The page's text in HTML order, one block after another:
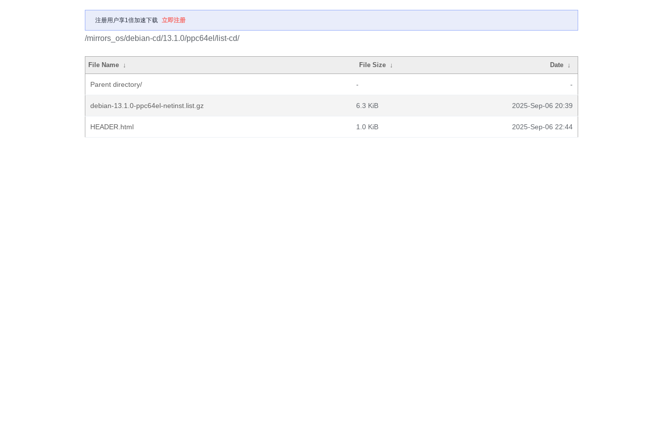
注册用户享1倍加速下载 立即注册
/mirrors_os/debian-cd/13.1.0/ppc64el/list-cd/
File Name ↓ File Size ↓ Date ↓
Parent directory/ - -
debian-13.1.0-ppc64el-netinst.list.gz 6.3 KiB 2025-Sep-06 20:39
HEADER.html 1.0 KiB 2025-Sep-06 22:44